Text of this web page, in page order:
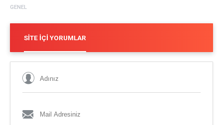
GENEL
SITE İÇI YORUMLAR